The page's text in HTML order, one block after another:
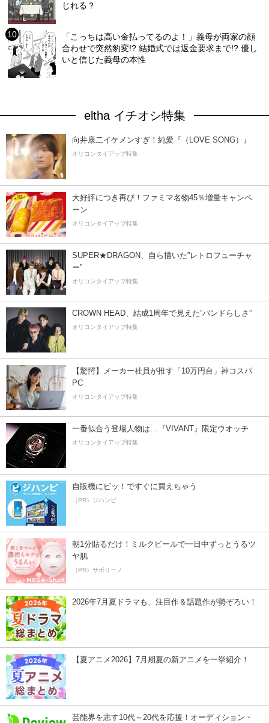
じれる？
「こっちは高い金払ってるのよ！」義母が両家の顔
合わせで突然豹変!? 結婚式では返金要求まで!? 優し
いと信じた義母の本性
eltha イチオシ特集
向井康二イケメンすぎ！純愛『（LOVE SONG）』
オリコンタイアップ特集
大好評につき再び！ファミマ名物45％増量キャンペ
ーン
オリコンタイアップ特集
SUPER★DRAGON、自ら描いた”レトロフューチャ
ー”
オリコンタイアップ特集
CROWN HEAD、結成1周年で見えた”バンドらしさ”
オリコンタイアップ特集
【驚愕】メーカー社員が推す「10万円台」神コスパ
PC
オリコンタイアップ特集
一番似合う登場人物は…『VIVANT』限定ウオッチ
オリコンタイアップ特集
自販機にピッ！ですぐに買えちゃう
（PR）ジハンピ
朝1分貼るだけ！ミルクピールで一日中ずっとうるツ
ヤ肌
（PR）サボリーノ
2026年7月夏ドラマも、注目作＆話題作が勢ぞろい！
【夏アニメ2026】7月期夏の新アニメを一挙紹介！
芸能界を志す10代～20代を応援！オーディション・